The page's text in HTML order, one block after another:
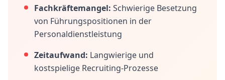
Fachkräftemangel: Schwierige Besetzung
von Führungspositionen in der
Personaldienstleistung
Zeitaufwand: Langwierige und
kostspielige Recruiting-Prozesse